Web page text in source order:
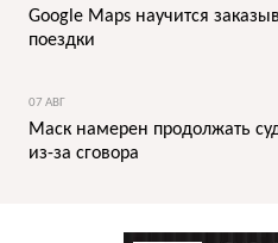
Google Maps научится
поездки
07 АВГ
Маск намерен продолжать
из-за сговора